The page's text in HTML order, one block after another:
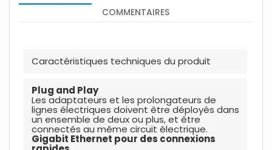
COMMENTAIRES
Caractéristiques techniques du produit
Plug and Play
Les adaptateurs et les prolongateurs de
lignes électriques doivent être déployés dans
un ensemble de deux ou plus, et être
connectés au même circuit électrique.
Gigabit Ethernet pour des connexions